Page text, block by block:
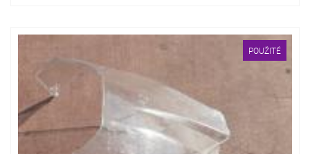
POUŽITÉ